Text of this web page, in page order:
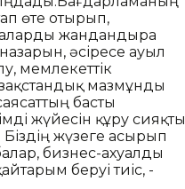
өте отырып,
жандандыра
әсіресе ауыл
мемлекеттік
мазмұнды
басты
жүйесін құру сияқты
жүзеге асырып
бизнес-ахуалды
беруі тиіс, -